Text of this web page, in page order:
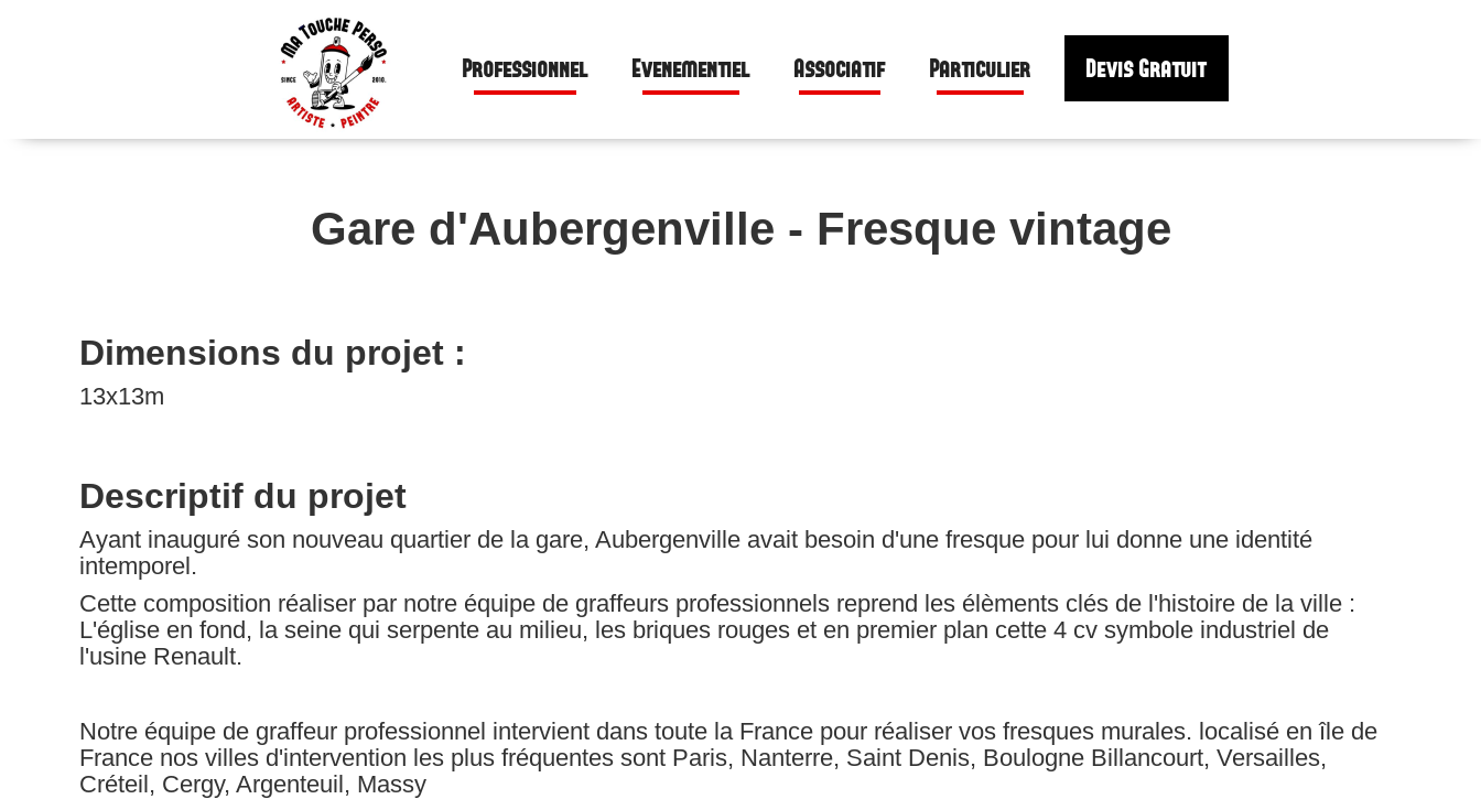
Professionnel Evenementiel Associatif Particulier Devis Gratuit
Gare d'Aubergenville - Fresque vintage
Dimensions du projet :
13x13m
Descriptif du projet
Ayant inauguré son nouveau quartier de la gare, Aubergenville avait besoin d'une fresque pour lui donne une identité
intemporel.
Cette composition réaliser par notre équipe de graffeurs professionnels reprend les élèments clés de l'histoire de la ville :
L'église en fond, la seine qui serpente au milieu, les briques rouges et en premier plan cette 4 cv symbole industriel de
l'usine Renault.
Notre équipe de graffeur professionnel intervient dans toute la France pour réaliser vos fresques murales. localisé en île de
France nos villes d'intervention les plus fréquentes sont Paris, Nanterre, Saint Denis, Boulogne Billancourt, Versailles,
Créteil, Cergy, Argenteuil, Massy